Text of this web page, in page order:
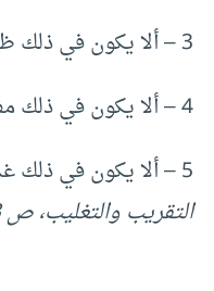
3 – ألا يكون في ذلك ظلم لأحد.
4 – ألا يكون في ذلك مفسدة أعظم.
5 – ألا يكون في ذلك غدر ولا نقض لعهد.
التقريب والتغليب، ص 403]